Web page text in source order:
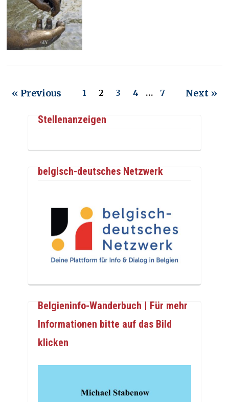
« Previous 1 2 3 4 … 7 Next »
Stellenanzeigen
belgisch-deutsches Netzwerk
Belgieninfo-Wanderbuch | Für mehr
Informationen bitte auf das Bild
klicken